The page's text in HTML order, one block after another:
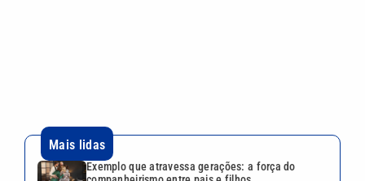
vitamina D? Entenda os riscos
Dívidas de ISSQN em Campinas podem ser
renegociadas até 30 de setembro